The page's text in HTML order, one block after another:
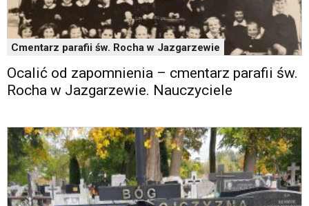
portalu
YouTube
oraz
mapy
Google
Maps
osadzane
formie
ramek.
Elementy
obsługiwane
są
Cmentarz parafii św. Rocha w Jazgarzewie
Ocalić od zapomnienia – cmentarz parafii św.
Rocha w Jazgarzewie. Nauczyciele